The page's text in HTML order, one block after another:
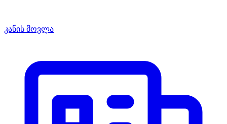
კანის მოვლა